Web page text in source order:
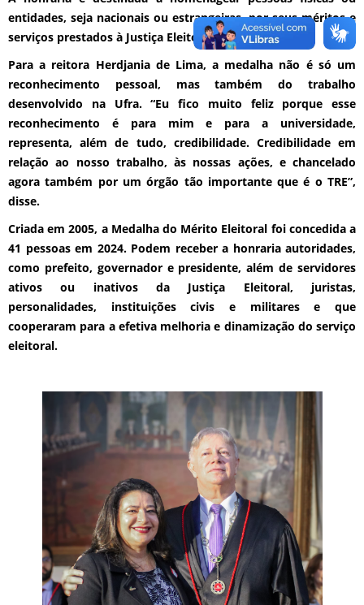
entidades, seja nacionais ou estrangeiras, por seus méritos e
serviços prestados à Justiça Eleitoral no Estado.
Para a reitora Herdjania de Lima, a medalha não é só um
reconhecimento pessoal, mas também do trabalho
desenvolvido na Ufra. “Eu fico muito feliz porque esse
reconhecimento é para mim e para a universidade,
representa, além de tudo, credibilidade. Credibilidade em
relação ao nosso trabalho, às nossas ações, e chancelado
agora também por um órgão tão importante que é o TRE”,
disse.
Criada em 2005, a Medalha do Mérito Eleitoral foi concedida a
41 pessoas em 2024. Podem receber a honraria autoridades,
como prefeito, governador e presidente, além de servidores
ativos ou inativos da Justiça Eleitoral, juristas,
personalidades, instituições civis e militares e que
cooperaram para a efetiva melhoria e dinamização do serviço
eleitoral.